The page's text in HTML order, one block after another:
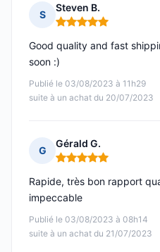
S
Steven B.
Note : 5 sur 5
Publié le 03/08/2023 à 11h29
suite à un achat du 20/07/2023
Good quality and fast
soon :)
G
Gérald G.
Note : 5 sur 5
Publié le 03/08/2023 à 08h14
suite à un achat du 21/07/2023
Rapide, très bon rapport
impeccable